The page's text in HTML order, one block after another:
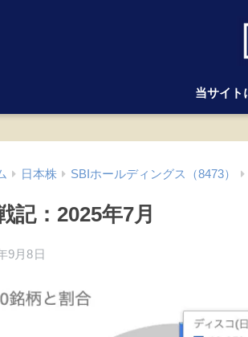
当サイト
日本株 SBIホールディングス（8473）
記：2025年7月
9月8日